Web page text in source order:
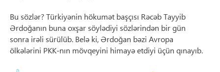
Bu sözlər? Türkiyənin hökumət başçısı Rəcəb Tayyib
Ərdoğanın buna oxşar söylədiyi sözlərindən bir gün
sonra irəli sürülüb. Belə ki, Ərdoğan bəzi Avropa
ölkələrini PKK-nın mövqeyini himayə etdiyi üçün qınayıb.